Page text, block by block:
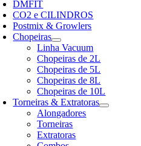
DMFIT
CO2 e CILINDROS
Postmix & Growlers
Chopeiras
Linha Vacuum
Chopeiras de 2L
Chopeiras de 5L
Chopeiras de 8L
Chopeiras de 10L
Torneiras & Extratoras
Alongadores
Torneiras
Extratoras